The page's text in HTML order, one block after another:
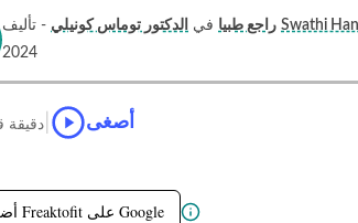
راجع طبيا في الدكتور توماس كونيلي - تأليف
2024
12 أصغى
أضف Freaktofit على Google